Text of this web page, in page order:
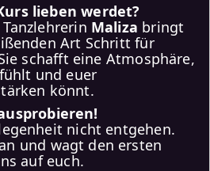
lieben werdet?
Maliza bringt
Art Schritt für
schafft eine Atmosphäre,
und euer
könnt.
nicht entgehen.
und wagt den ersten
auf euch.